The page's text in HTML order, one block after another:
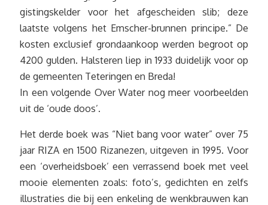
gistingskelder voor het afgescheiden slib; deze
laatste volgens het Emscher-brunnen principe.” De
kosten exclusief grondaankoop werden begroot op
4200 gulden. Halsteren liep in 1933 duidelijk voor op
de gemeenten Teteringen en Breda!
In een volgende Over Water nog meer voorbeelden
uit de ‘oude doos’.
Het derde boek was “Niet bang voor water” over 75
jaar RIZA en 1500 Rizanezen, uitgeven in 1995. Voor
een ‘overheidsboek’ een verrassend boek met veel
mooie elementen zoals: foto’s, gedichten en zelfs
illustraties die bij een enkeling de wenkbrauwen kan